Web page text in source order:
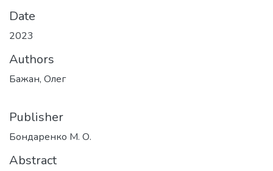
Date
2023
Authors
Бажан, Олег
Publisher
Бондаренко М. О.
Abstract